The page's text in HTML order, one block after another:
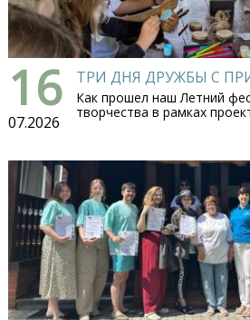
16
07.2026
ТРИ ДНЯ ДРУЖБЫ С
Как прошел наш Летний
творчества в рамках